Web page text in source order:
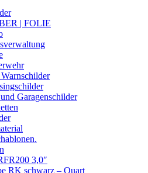
| FOLIE
Garagenschilder
3,0″
RK schwarz – Quart